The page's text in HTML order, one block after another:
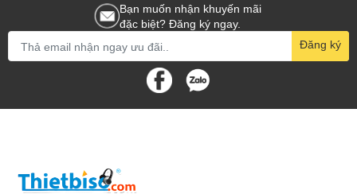
Bạn muốn nhận khuyến mãi
đặc biệt? Đăng ký ngay.
Đăng ký